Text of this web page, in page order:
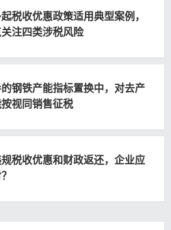
税收优惠政策适用典型案例，
注四类涉税风险
钢铁产能指标置换中，对去产
视同销售征税
税收优惠和财政返还，企业应